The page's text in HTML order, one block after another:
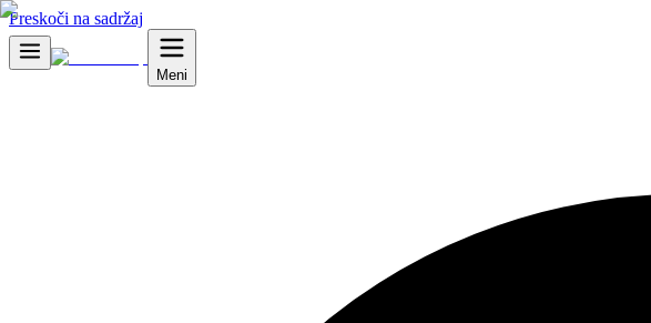
Preskoči na sadržaj
Meni